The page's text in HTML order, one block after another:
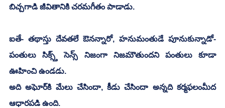
బిచ్చగాడి జీవితానికి చరమగీతం పాడాడు.
ఐతే- తథాస్తు దేవతలే ఔనన్నారో, హనుమంతుడే పూనుకున్నాడో-
పంతులు సిక్స్త్ సెన్స్ నిజంగా నిజమౌతుందని పంతులు కూడా
ఊహించి ఉండడు.
అది అఘోర్‌కి మేలు చేసిందా, కీడు చేసిందా అన్నది కర్మఫలంమీద
ఆధారపడి ఉంది.